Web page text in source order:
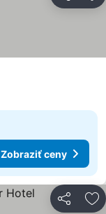
Zobraziť ceny
Zdieľať